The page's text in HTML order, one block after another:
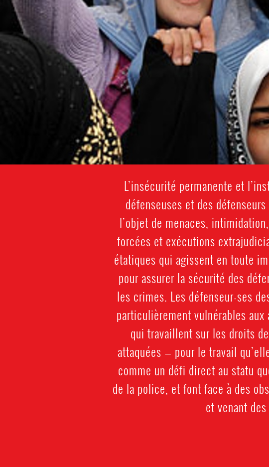
L’insécurité permanente et
défenseuses et des
l’objet de menaces,
forcées et exécutions
étatiques qui agissent en toute
pour assurer la sécurité des
les crimes. Les défenseur-ses
particulièrement vulnérables
qui travaillent sur les droits
attaquées — pour le travail
comme un défi direct au statu
de la police, et font face à des
et venant